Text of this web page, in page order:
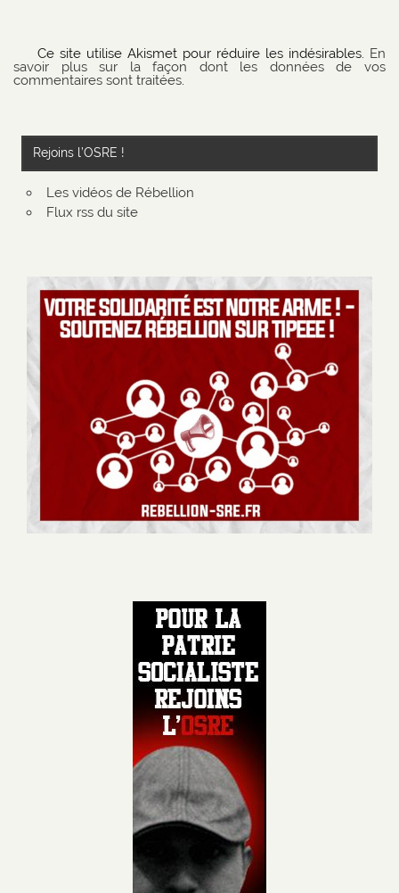
Ce site utilise Akismet pour réduire les indésirables. En
savoir plus sur la façon dont les données de vos
commentaires sont traitées.
Rejoins l’OSRE !
Les vidéos de Rébellion
Flux rss du site